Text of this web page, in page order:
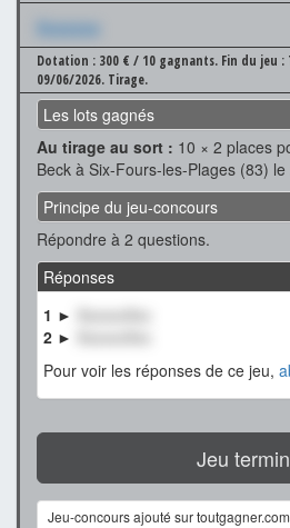
Xxxxxxx
Dotation : 300 € / 10 gagnants. Fin du jeu :
09/06/2026. Tirage.
Les lots gagnés
Au tirage au sort : 10 × 2 places
Beck à Six-Fours-les-Plages (83)
Principe du jeu-concours
Répondre à 2 questions.
Réponses
1 ►
XxxxxxXxx
2 ►
Pour voir les réponses de ce jeu,
Jeu
Jeu-concours ajouté sur toutgagner.com